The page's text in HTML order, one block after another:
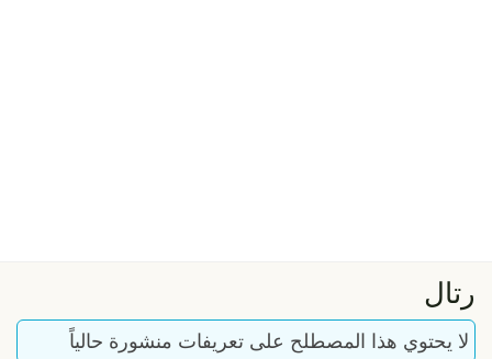
رتال
لا يحتوي هذا المصطلح على تعريفات منشورة حالياً